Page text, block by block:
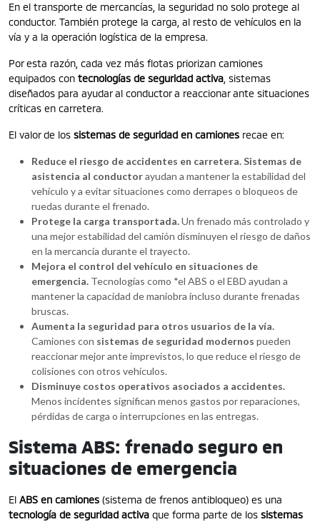
En el transporte de mercancías, la seguridad no solo protege al
conductor. También protege la carga, al resto de vehículos en la
vía y a la operación logística de la empresa.
Por esta razón, cada vez más flotas priorizan camiones
equipados con tecnologías de seguridad activa , sistemas
diseñados para ayudar al conductor a reaccionar ante situaciones
críticas en carretera.
El valor de los sistemas de seguridad en camiones recae en:
Reduce el riesgo de accidentes en carretera.Sistemas de
asistencia al conductorayudan a mantener la estabilidad del
vehículo y a evitar situaciones como derrapes o bloqueos de
ruedas durante el frenado.
Protege la carga transportada.Un frenado más controlado y
una mejor estabilidad del camión disminuyen el riesgo de daños
en la mercancía durante el trayecto.
Mejora el control del vehículo en situaciones de
emergencia. Tecnologías como *el ABS o el EBD ayudan a
mantener la capacidad de maniobra incluso durante frenadas
bruscas.
Aumenta la seguridad para otros usuarios de la vía.
Camiones con sistemas de seguridad modernos pueden
reaccionar mejor ante imprevistos, lo que reduce el riesgo de
colisiones con otros vehículos.
Disminuye costos operativos asociados a accidentes.
Menos incidentes significan menos gastos por reparaciones,
pérdidas de carga o interrupciones en las entregas.
Sistema ABS: frenado seguro en
situaciones de emergencia
El ABS en camiones (sistema de frenos antibloqueo) es una
tecnología de seguridad activa que forma parte de los sistemas